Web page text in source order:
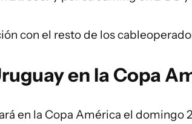
con el resto de los
en la Copa
en la Copa América el domingo